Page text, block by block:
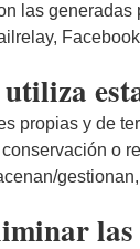
las
propias y de
o